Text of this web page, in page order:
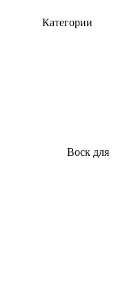
Категории
Воск для